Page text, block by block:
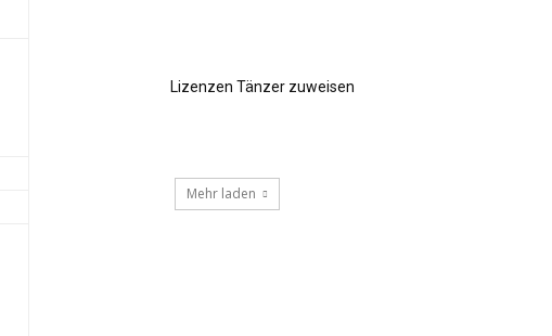
Lizenzen Tänzer zuweisen
Mehr laden